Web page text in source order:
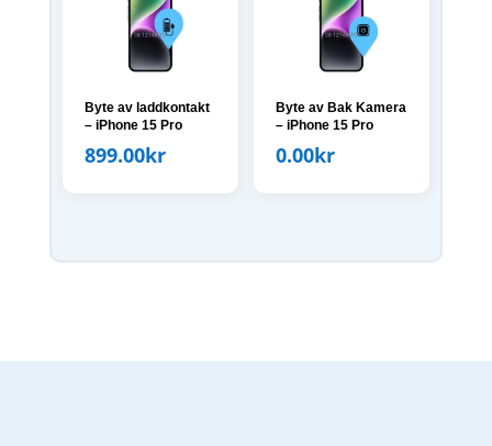
Byte av laddkontakt
– iPhone 15 Pro
899.00kr
Byte av Bak Kamera
– iPhone 15 Pro
0.00kr